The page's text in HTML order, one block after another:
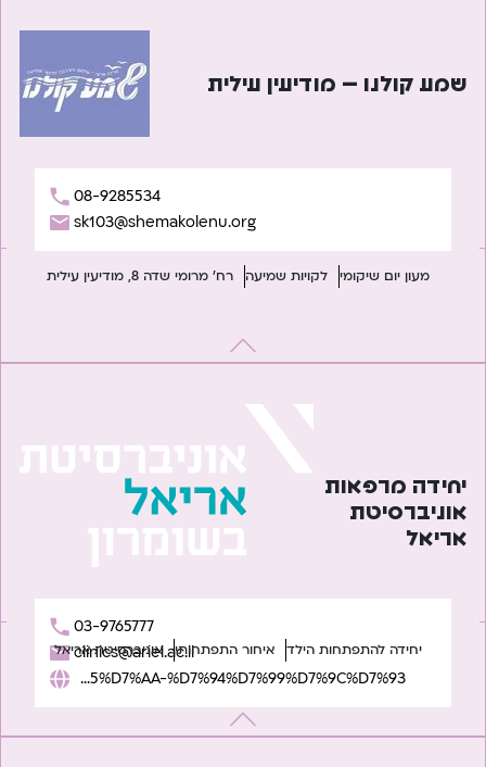
שמע קולנו – מודיעין עילית
08-9285534
sk103@shemakolenu.org
מעון יום שיקומי לקויות שמיעה רח' מרומי שדה 8, מודיעין עילית
יחידה מרפאות
אוניברסיטת
אריאל
03-9765777
clinics@ariel.ac.il
https://www.ariel.ac.il/wp/university-clinics/%D7%94%D7%99%D7%97%D7%99%D7%93%D7%94-%D7%9C%D7%94%D7%AA%D7%A4%D7%AA%D7%97%D7%95%D7%AA-%D7%94%D7%99%D7%9C%D7%93/
יחידה להתפתחות הילד איחור התפתחותי אוניברסיטת אריאל